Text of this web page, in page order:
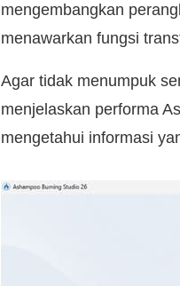
mengembangkan
menawarkan fungsi
Agar tidak menumpuk
menjelaskan performa
mengetahui informasi